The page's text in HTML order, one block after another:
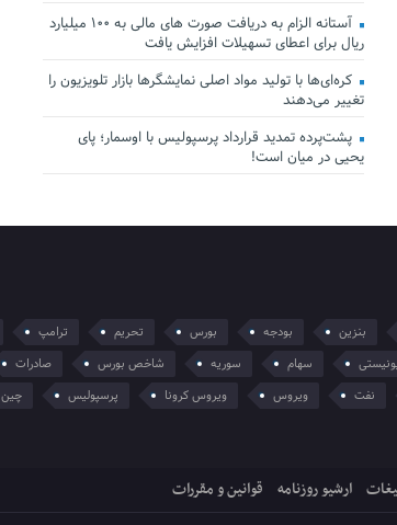
آستانه الزام به دریافت صورت های مالی به ۱۰۰ میلیارد
ریال برای اعطای تسهیلات افزایش یافت
کره‌ای‌ها با تولید مواد اصلی نمایشگرها بازار تلویزیون را
تغییر می‌دهند
پشت‌پرده تمدید قرارداد پرسپولیس با اوسمار؛ پای
یحیی در میان است!
بنزین بودجه بورس تحریم ترامپ
سهام سوریه شاخص بورس صادرات
نفت ویروس ویروس کرونا پرسپولیس چین
ارشیو روزنامه قوانین و مقررات